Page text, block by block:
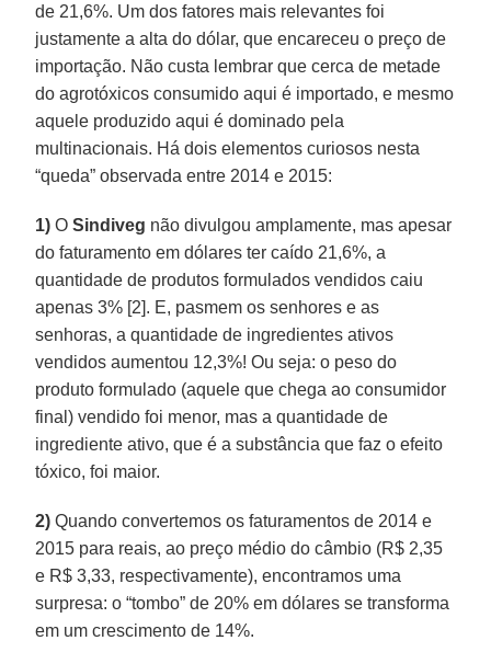
de 21,6%. Um dos fatores mais relevantes foi
justamente a alta do dólar, que encareceu o preço de
importação. Não custa lembrar que cerca de metade
do agrotóxicos consumido aqui é importado, e mesmo
aquele produzido aqui é dominado pela
multinacionais. Há dois elementos curiosos nesta
“queda” observada entre 2014 e 2015:
1) OSindiveg não divulgou amplamente, mas apesar
do faturamento em dólares ter caído 21,6%, a
quantidade de produtos formulados vendidos caiu
apenas 3% [2]. E, pasmem os senhores e as
senhoras, a quantidade de ingredientes ativos
vendidos aumentou 12,3%! Ou seja: o peso do
produto formulado (aquele que chega ao consumidor
final) vendido foi menor, mas a quantidade de
ingrediente ativo, que é a substância que faz o efeito
tóxico, foi maior.
2) Quando convertemos os faturamentos de 2014 e
2015 para reais, ao preço médio do câmbio (R$ 2,35
e R$ 3,33, respectivamente), encontramos uma
surpresa: o “tombo” de 20% em dólares se transforma
em um crescimento de 14%.